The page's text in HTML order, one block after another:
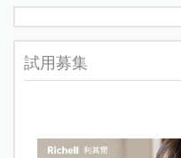
試用募集